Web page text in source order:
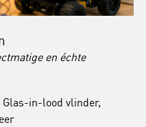
en échte
in-lood vlinder,